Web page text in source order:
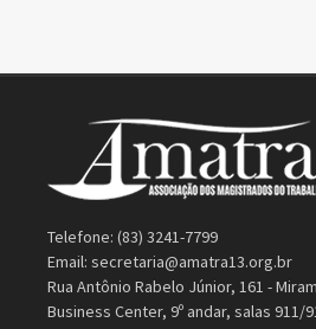
Telefone: (83) 3241-7799
Email: secretaria@amatra13.org.br
Rua Antônio Rabelo Júnior, 161 -
Business Center, 9º andar, salas 911/